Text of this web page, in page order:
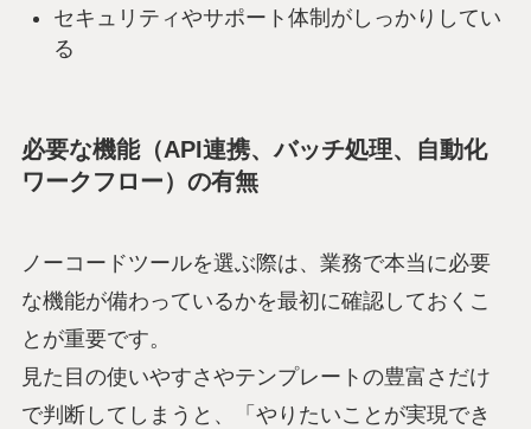
セキュリティやサポート体制がしっかりしてい
る
必要な機能（API連携、バッチ処理、自動化
ワークフロー）の有無
ノーコードツールを選ぶ際は、業務で本当に必要
な機能が備わっているかを最初に確認しておくこ
とが重要です。
見た目の使いやすさやテンプレートの豊富さだけ
で判断してしまうと、「やりたいことが実現でき